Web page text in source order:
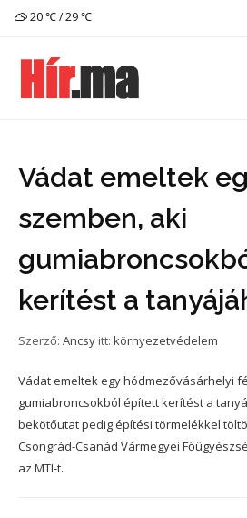
20 ℃ / 29 ℃
Vádat emeltek
szemben, aki
kerítést a
Szerző: Ancsy itt: környezetvédelem
Vádat emeltek egy hódmezővásárhelyi
gumiabroncsokból épített kerítést a
bekötőutat pedig építési törmelékkel
Csongrád-Csanád Vármegyei
az MTI-t.